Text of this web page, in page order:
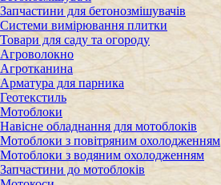
Запчастини для бетонозмішувачів
Cистеми вимірювання плитки
Товари для саду та огороду
Агроволокно
Агротканина
Арматура для парника
Геотекстиль
Мотоблоки
Навісне обладнання для мотоблоків
Мотоблоки з повітряним охолодженням
Мотоблоки з водяним охолодженням
Запчастини до мотоблоків